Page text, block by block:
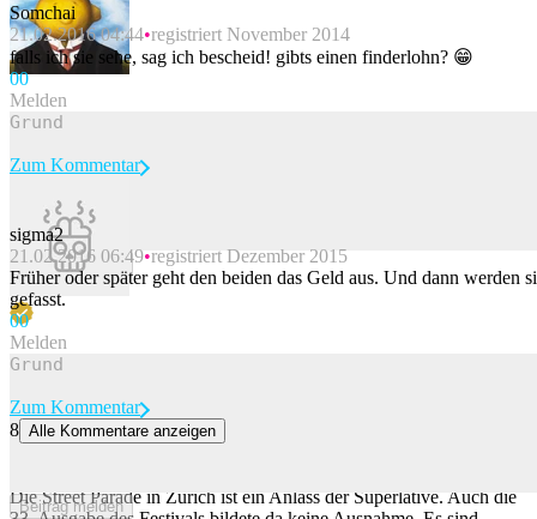
Somchai
21.02.2016 04:44 registriert November 2014
falls ich sie sehe, sag ich bescheid! gibts einen finderlohn? 😁
00
Melden
Beitrag melden
Zum Kommentar
sigma2
21.02.2016 06:49 registriert Dezember 2015
Früher oder später geht den beiden das Geld aus. Und dann werden
gefasst.
00
Melden
Beitrag melden
Zum Kommentar
8 Alle Kommentare anzeigen
Die Street Parade in Zürich ist ein Anlass der Superlative. Auch die